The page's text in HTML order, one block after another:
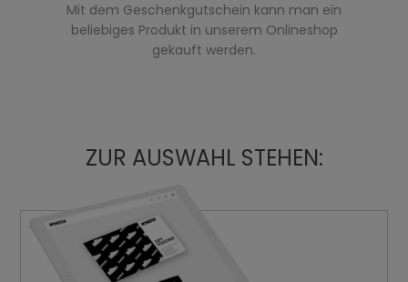
Mit dem Geschenkgutschein kann man ein
beliebiges Produkt in unserem Onlineshop
gekauft werden.
ZUR AUSWAHL STEHEN: